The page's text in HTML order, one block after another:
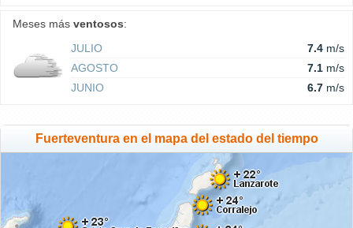
Meses más ventosos:
JULIO
7.4 m/s
AGOSTO
7.1 m/s
JUNIO
6.7 m/s
Fuerteventura en el mapa del estado del tiempo